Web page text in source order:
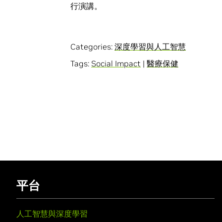
行演講。
Categories: 深度學習與人工智慧
Tags: Social Impact | 醫療保健
平台
人工智慧與深度學習